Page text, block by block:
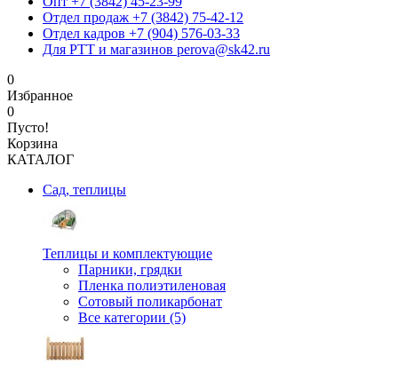
Отдел продаж +7 (3842) 75-42-12
Отдел кадров +7 (904) 576-03-33
Для РТТ и магазинов perova@sk42.ru
0
Избранное
0
Пусто!
Корзина
КАТАЛОГ
Сад, теплицы
Теплицы и комплектующие
Парники, грядки
Пленка полиэтиленовая
Сотовый поликарбонат
Все категории (5)